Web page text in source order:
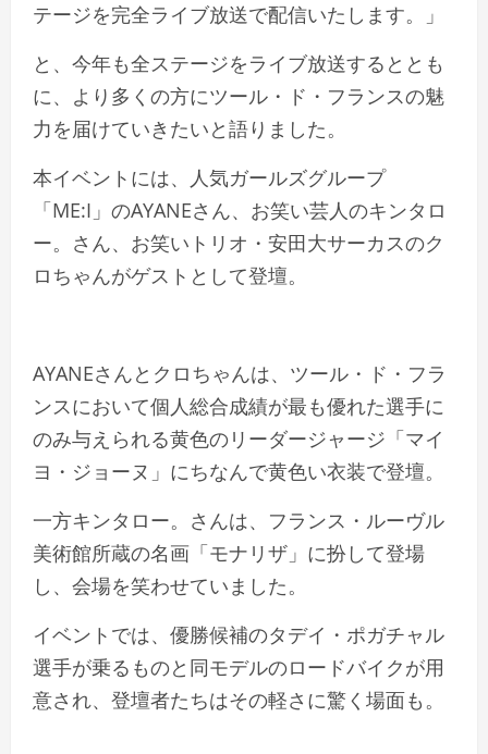
テージを完全ライブ放送で配信いたします。」
と、今年も全ステージをライブ放送するととも
に、より多くの方にツール・ド・フランスの魅
力を届けていきたいと語りました。
本イベントには、人気ガールズグループ
「ME:I」のAYANEさん、お笑い芸人のキンタロ
ー。さん、お笑いトリオ・安田大サーカスのク
ロちゃんがゲストとして登壇。
AYANEさんとクロちゃんは、ツール・ド・フラ
ンスにおいて個人総合成績が最も優れた選手に
のみ与えられる黄色のリーダージャージ「マイ
ヨ・ジョーヌ」にちなんで黄色い衣装で登壇。
一方キンタロー。さんは、フランス・ルーヴル
美術館所蔵の名画「モナリザ」に扮して登場
し、会場を笑わせていました。
イベントでは、優勝候補のタデイ・ポガチャル
選手が乗るものと同モデルのロードバイクが用
意され、登壇者たちはその軽さに驚く場面も。